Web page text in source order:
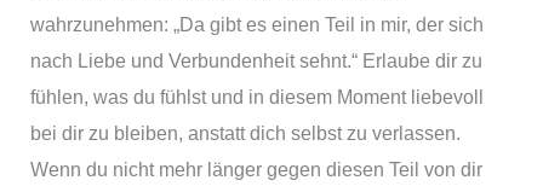
wahrzunehmen: „Da gibt es einen Teil in mir, der sich
nach Liebe und Verbundenheit sehnt.“ Erlaube dir zu
fühlen, was du fühlst und in diesem Moment liebevoll
bei dir zu bleiben, anstatt dich selbst zu verlassen.
Wenn du nicht mehr länger gegen diesen Teil von dir